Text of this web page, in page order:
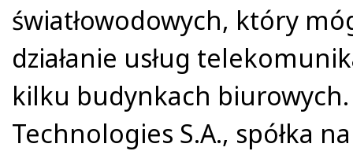
światłowodowych, który
działanie usług
kilku budynkach
Technologies S.A., spółka